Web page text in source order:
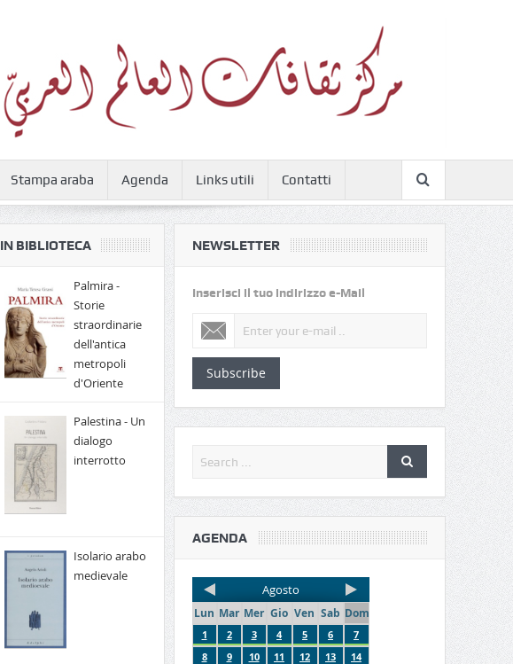
Stampa araba Agenda Links utili Contatti
IN BIBLIOTECA
Palmira -
Storie
straordinarie
dell'antica
metropoli
d'Oriente
Palestina - Un
dialogo
interrotto
Isolario arabo
medievale
NEWSLETTER
Inserisci il tuo indirizzo e-Mail
Subscribe
AGENDA
Agosto
Lun Mar Mer Gio Ven Sab Dom
1 2 3 4 5 6
7
8
9 10 11 12 13
14